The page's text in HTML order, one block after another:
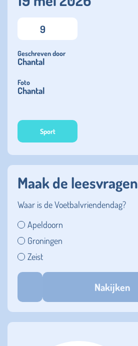
9
Geschreven door
Chantal
Foto
Chantal
Sport
Maak de leesvragen
Waar is de Voetbalvriendendag?
Apeldoorn
Groningen
Zeist
Nakijken